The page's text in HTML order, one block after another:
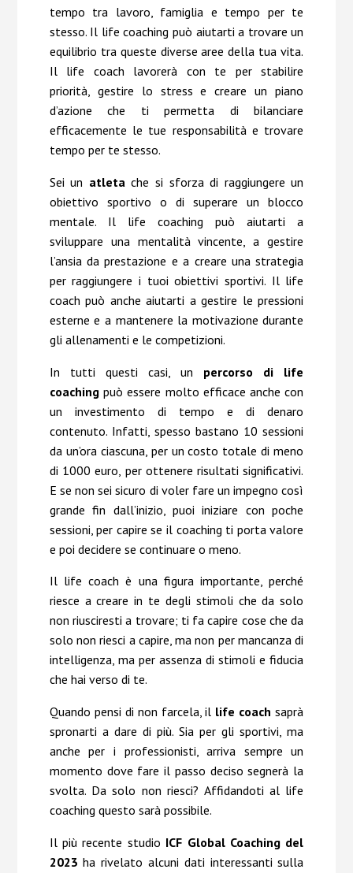
tempo tra lavoro, famiglia e tempo per te
stesso. Il life coaching può aiutarti a trovare un
equilibrio tra queste diverse aree della tua vita.
Il life coach lavorerà con te per stabilire
priorità, gestire lo stress e creare un piano
d’azione che ti permetta di bilanciare
efficacemente le tue responsabilità e trovare
tempo per te stesso.
Sei un atleta che si sforza di raggiungere un
obiettivo sportivo o di superare un blocco
mentale. Il life coaching può aiutarti a
sviluppare una mentalità vincente, a gestire
l’ansia da prestazione e a creare una strategia
per raggiungere i tuoi obiettivi sportivi. Il life
coach può anche aiutarti a gestire le pressioni
esterne e a mantenere la motivazione durante
gli allenamenti e le competizioni.
In tutti questi casi, un percorso di life
coachingpuò essere molto efficace anche con
un investimento di tempo e di denaro
contenuto. Infatti, spesso bastano 10 sessioni
da un’ora ciascuna, per un costo totale di meno
di 1000 euro, per ottenere risultati significativi.
E se non sei sicuro di voler fare un impegno così
grande fin dall’inizio, puoi iniziare con poche
sessioni, per capire se il coaching ti porta valore
e poi decidere se continuare o meno.
Il life coach è una figura importante, perché
riesce a creare in te degli stimoli che da solo
non riusciresti a trovare; ti fa capire cose che da
solo non riesci a capire, ma non per mancanza di
intelligenza, ma per assenza di stimoli e fiducia
che hai verso di te.
Quando pensi di non farcela, il life coach saprà
spronarti a dare di più. Sia per gli sportivi, ma
anche per i professionisti, arriva sempre un
momento dove fare il passo deciso segnerà la
svolta. Da solo non riesci? Affidandoti al life
coaching questo sarà possibile.
Il più recente studio ICF Global Coaching del
2023 ha rivelato alcuni dati interessanti sulla